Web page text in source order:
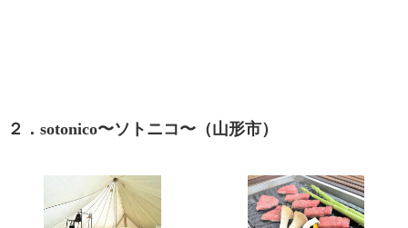
２． sotonico〜ソトニコ〜 （山形市）